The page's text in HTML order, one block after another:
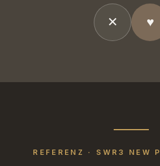
✕ ♥
REFERENZ · SWR3 NEW